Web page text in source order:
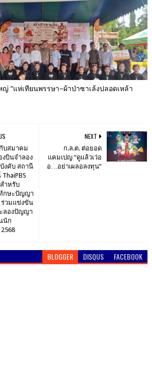
“แห่เทียนพรรษา–ผ้าป่าซาเล้งปลอดเหล้า
NEXT
ก.ล.ต. ต่อยอด
แคมเปญ “ดูแล้วเว่อ
อ…อย่าเผลอลงทุน”
บสมาคม
งบินจำลอง
งคับ สถานี
ำหรับ
กษะปัญญา
ร่วมแข่งขัน
ลองปัญญา
นัก
BLOGGER DISQUS FACEBOOK